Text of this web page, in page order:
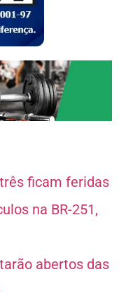
ficam feridas
na BR-251,
abertos das